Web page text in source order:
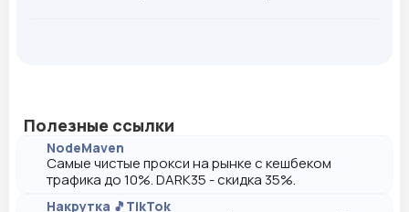
Полезные ссылки
NodeMaven
Самые чистые прокси на рынке с кешбеком
трафика до 10%. DARK35 - скидка 35%.
Накрутка 🎵TikTok